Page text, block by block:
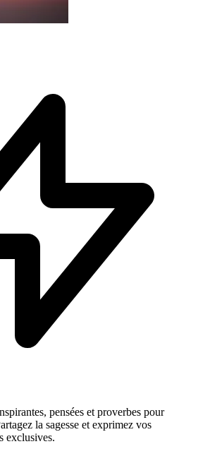
pensées et proverbes pour
la sagesse et exprimez vos
exclusives.